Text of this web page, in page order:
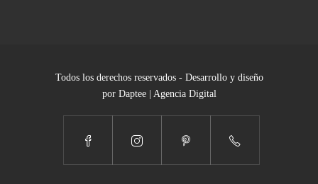
Todos los derechos reservados - Desarrollo y diseño
por Daptee | Agencia Digital